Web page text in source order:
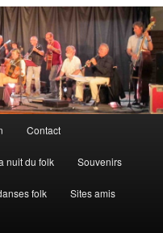
Contact
nuit du folk Souvenirs
folk Sites amis